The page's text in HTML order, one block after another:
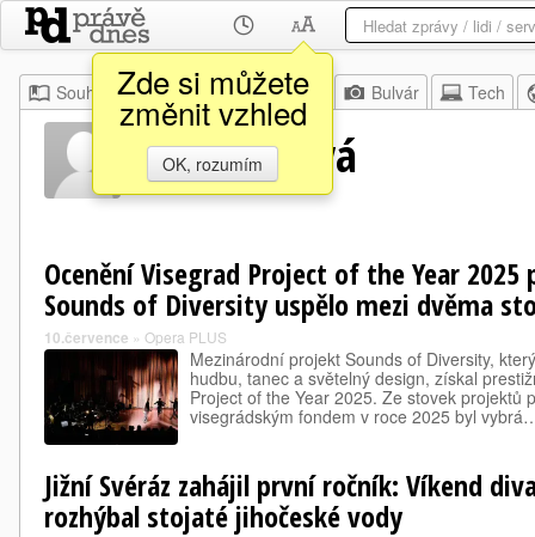
Zde si můžete
změnit vzhled
OK, rozumím
Souhrn Moje Z domova Bulvár Tech
Jana Ryšlavá
Ocenění Visegrad Project of the Year
Sounds of Diversity uspělo mezi dvěma
10.července » Opera PLUS
Mezinárodní projekt Sounds of Diversity,
hudbu, tanec a světelný design, získal
Project of the Year 2025. Ze stovek projektů
visegrádským fondem v roce 2025 byl
Jižní Svéráz zahájil první ročník: Víkend
rozhýbal stojaté jihočeské vody